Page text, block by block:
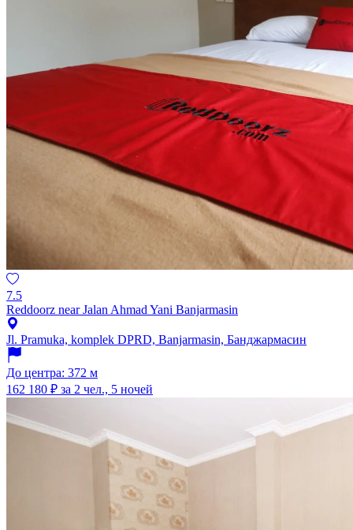
7.5
Reddoorz near Jalan Ahmad Yani Banjarmasin
Jl. Pramuka, komplek DPRD, Banjarmasin, Банджармасин
До центра: 372 м
162 180 ₽ за 2 чел., 5 ночей